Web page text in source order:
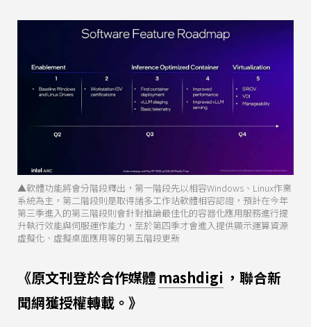
▲軟體功能將會分階段釋出，第一階段先以相容Windows、Linux作業
系統為主，第二階段則是取得諸多工作站軟體相容認證，預計在今年
第三季進入的第三階段則會針對推論最佳化的容器化應用服務進行提
升執行效能與伺服運作能力，至於第四季才會進入提供顯示運算資源
虛擬化、虛擬桌面應用等的第五階段更新
《原文刊登於合作媒體 mashdigi ，聯合新
聞網獲授權轉載。》